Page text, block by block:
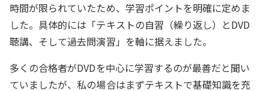
時間が限られていたため、学習ポイントを明確に定めま
した。具体的には「テキストの自習（繰り返し）とDVD
聴講、そして過去問演習」を軸に据えました。
多くの合格者がDVDを中心に学習するのが最善だと聞い
ていましたが、私の場合はまずテキストで基礎知識を充